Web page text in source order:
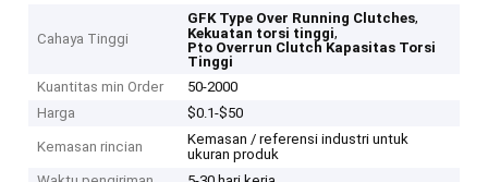
Cahaya Tinggi
GFK Type Over Running Clutches,
Kekuatan torsi tinggi,
Pto Overrun Clutch Kapasitas Torsi
Tinggi
Kuantitas min Order
50-2000
Harga
$0.1-$50
Kemasan rincian
Kemasan / referensi industri untuk
ukuran produk